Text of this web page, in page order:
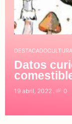
DESTACADOCULTURA
Datos
19 abril, 2022 0